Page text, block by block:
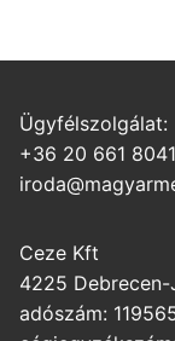
Ügyfélszolgálat:
+36 20 661 8041
Ceze Kft
4225 Debrecen-
adószám: